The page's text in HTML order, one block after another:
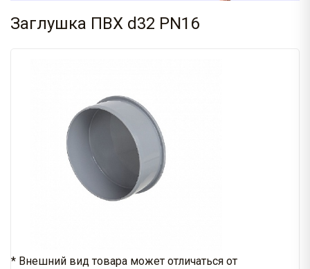
Заглушка ПВХ d32 PN16
* Внешний вид товара может отличаться от